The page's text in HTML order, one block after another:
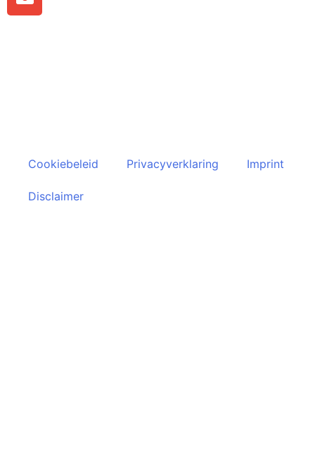
Cookiebeleid Privacyverklaring Imprint
Disclaimer